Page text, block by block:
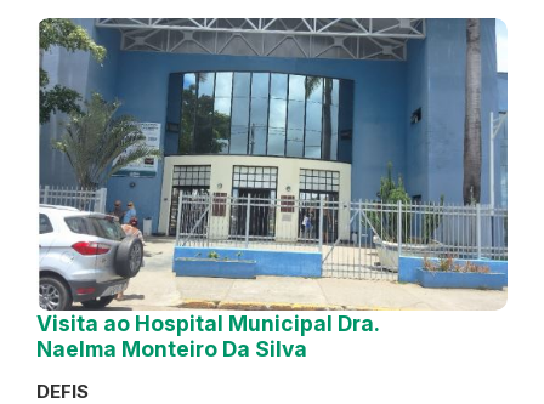
Visita ao Hospital Municipal Dra.
Naelma Monteiro Da Silva
DEFIS